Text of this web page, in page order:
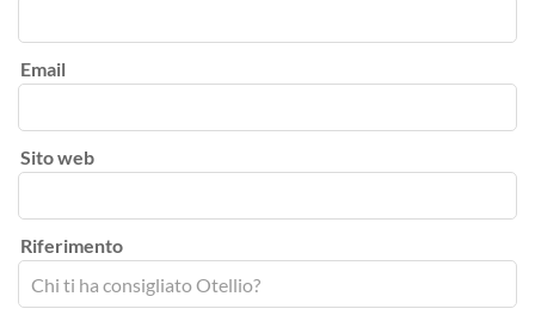
Email
Sito web
Riferimento